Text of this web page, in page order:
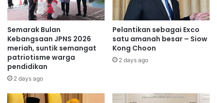
e
-
7
0
D
B
P
Z
n
Semarak Bulan
Kebangsaan JPNS 2026
meriah, suntik semangat
patriotisme warga
pendidikan
2 days ago
Pelantikan sebagai Exco
satu amanah besar – Siow
Kong Choon
2 days ago